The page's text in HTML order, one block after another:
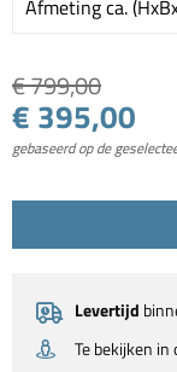
Afmeting ca.
€ 799,00
€ 395,00
gebaseerd op de
Levertijd
Te bekijken in